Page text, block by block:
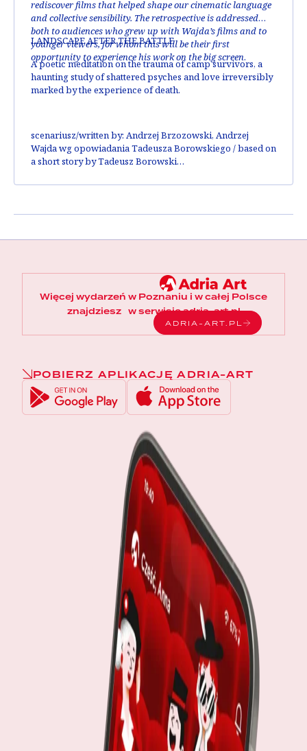
rediscover films that helped shape our cinematic language
and collective sensibility. The retrospective is addressed
both to audiences who grew up with Wajda’s films and to
younger viewers, for whom this will be their first
opportunity to experience his work on the big screen.
LANDSCAPE AFTER THE BATTLE
A poetic meditation on the trauma of camp survivors, a
haunting study of shattered psyches and love irreversibly
marked by the experience of death.
scenariusz/written by: Andrzej Brzozowski, Andrzej
Wajda wg opowiadania Tadeusza Borowskiego / based on
a short story by Tadeusz Borowski
obsada/cast:Daniel Olbrychski, Stanisława Celińska,
nagrody/awards:Golden Globe na MFF w Mediolanie /
Więcej wydarzeń w Poznaniu i w całej Polsce
znajdziesz w serwisie adria-art.pl
ADRIA-ART.PL
POBIERZ APLIKACJĘ ADRIA-ART